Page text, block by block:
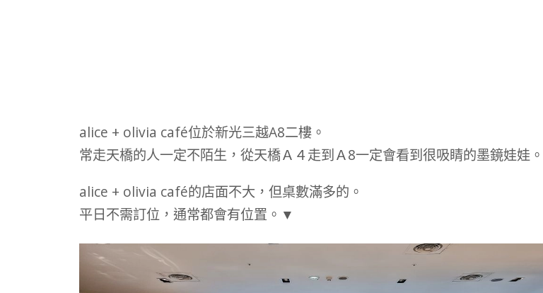
alice + olivia café位於新光三越A8二樓。
常走天橋的人一定不陌生，從天橋Ａ４走到Ａ8一定會看到很吸睛的墨鏡娃娃。
alice + olivia café的店面不大，但桌數滿多的。
平日不需訂位，通常都會有位置。▼